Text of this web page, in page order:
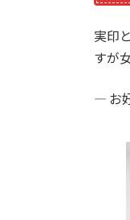
実印
すが
― お